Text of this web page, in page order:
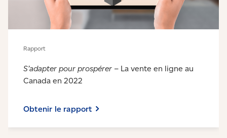
Rapport
S’adapter pour prospérer – La vente en ligne au
Canada en 2022
Obtenir le rapport